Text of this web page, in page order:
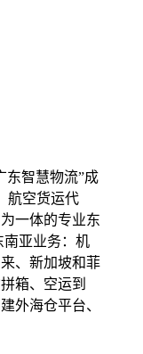
东智慧物流”成
航空货运代
一体的专业东
南亚业务：机
、新加坡和菲
箱、空运到
外海仓平台、